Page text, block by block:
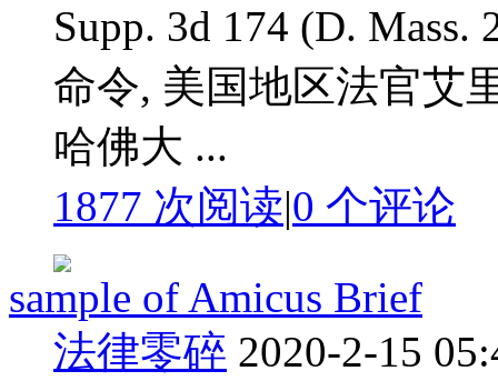
Supp. 3d 174 (D.
命令, 美国地区法官艾
哈佛大 ...
1877 次阅读|0 个评论
sample of Amicus Brief
法律零碎 2020-2-15